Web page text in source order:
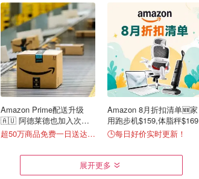
Amazon Prime配送升级
🇦🇺 阿德莱德也加入次日
达！
超50万商品免费一日送达📦
Amazon 8月折扣清单🆕家
用跑步机$159,体脂秤$169
🕒每日好价实时更新！
展开更多